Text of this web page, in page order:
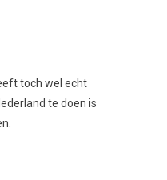
toch wel echt
te doen is